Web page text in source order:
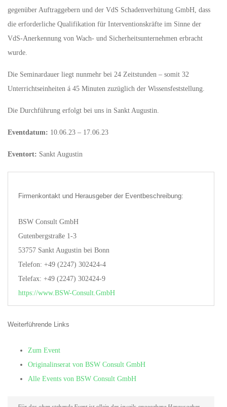
gegenüber Auftraggebern und der VdS Schadenverhütung GmbH, dass
die erforderliche Qualifikation für Interventionskräfte im Sinne der
VdS-Anerkennung von Wach- und Sicherheitsunternehmen erbracht
wurde.
Die Seminardauer liegt nunmehr bei 24 Zeitstunden – somit 32
Unterrichtseinheiten á 45 Minuten zuzüglich der Wissensfeststellung.
Die Durchführung erfolgt bei uns in Sankt Augustin.
Eventdatum: 10.06.23 – 17.06.23
Eventort: Sankt Augustin
Firmenkontakt und Herausgeber der Eventbeschreibung:
BSW Consult GmbH
Gutenbergstraße 1-3
53757 Sankt Augustin bei Bonn
Telefon: +49 (2247) 302424-4
Telefax: +49 (2247) 302424-9
https://www.BSW-Consult.GmbH
Weiterführende Links
Zum Event
Originalinserat von BSW Consult GmbH
Alle Events von BSW Consult GmbH